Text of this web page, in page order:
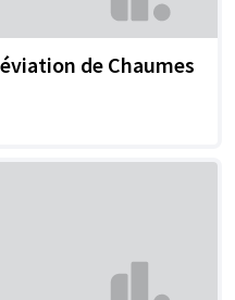
de Chaumes